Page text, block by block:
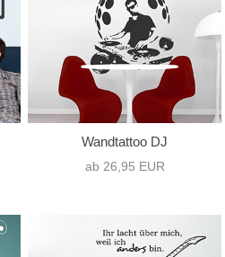
Wandtattoo DJ
ab 26,95 EUR